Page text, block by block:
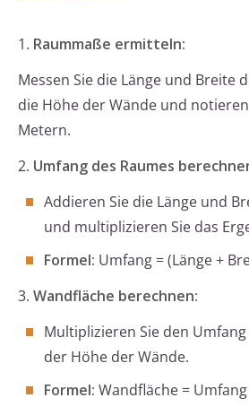
1. Raummaße ermitteln:
Messen Sie die Länge und Breite
die Höhe der Wände und
Metern.
2. Umfang des Raumes
Addieren Sie die Länge und
und multiplizieren Sie das
Formel: Umfang = (Länge +
3. Wandfläche berechnen:
Multiplizieren Sie den
der Höhe der Wände.
Formel: Wandfläche =